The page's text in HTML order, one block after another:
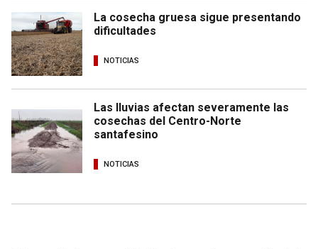
La cosecha gruesa sigue presentando
dificultades
NOTICIAS
Las lluvias afectan severamente las
cosechas del Centro-Norte
santafesino
NOTICIAS